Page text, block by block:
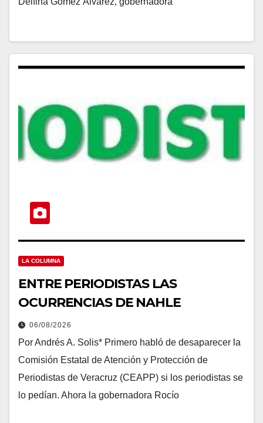
LA COLUMNA
ENTRE PERIODISTAS LAS
OCURRENCIAS DE NAHLE
06/08/2026
Por Andrés A. Solis* Primero habló de desaparecer la
Comisión Estatal de Atención y Protección de
Periodistas de Veracruz (CEAPP) si los periodistas se
lo pedían. Ahora la gobernadora Rocío